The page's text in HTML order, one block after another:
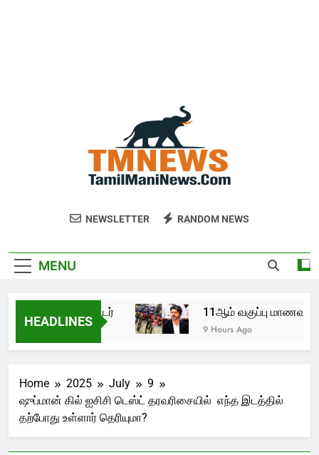
NEWSLETTER RANDOM NEWS
MENU
HEADLINES
35 கிலோமீட்டர் 11ஆம் வகுப்பு
9 Hours Ago
Home 2025 July
9
ஷுப்மான் கில் ஐசிசி டெஸ்ட் தரவரிசையில் எந்த இடத்தில்
தற்போது உள்ளார் தெரியுமா?